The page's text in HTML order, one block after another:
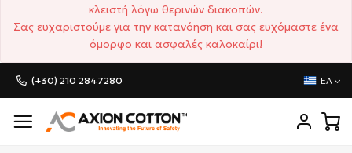
κλειστή λόγω θερινών διακοπών.
Σας ευχαριστούμε για την κατανόηση και σας ευχόμαστε ένα
όμορφο και ασφαλές καλοκαίρι!
(+30) 210 2847280 ΕΛ